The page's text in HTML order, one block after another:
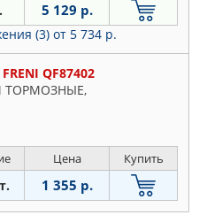
5 129 р.
(3) от 5 734 р.
QF87402
ТОРМОЗНЫЕ,
Цена Купить
1 355 р.